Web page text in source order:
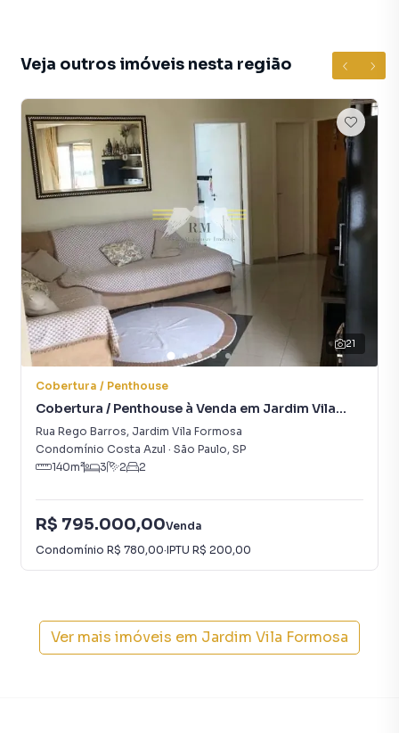
Veja outros imóveis nesta região
21
Cobertura / Penthouse
Cobertura / Penthouse à Venda em Jardim Vila
Formosa
Rua Rego Barros, Jardim Vila Formosa
Condomínio Costa Azul · São Paulo, SP
140m² 3 2 2
R$ 795.000,00Venda
Condomínio R$ 780,00·IPTU R$ 200,00
Ver mais imóveis em Jardim Vila Formosa